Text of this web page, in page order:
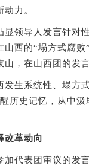
力。
导人发言针对性
山西的“塌方式腐
山，在山西团的发
系统性、塌方式
历史记忆，从中
革动向
表团审议的发言